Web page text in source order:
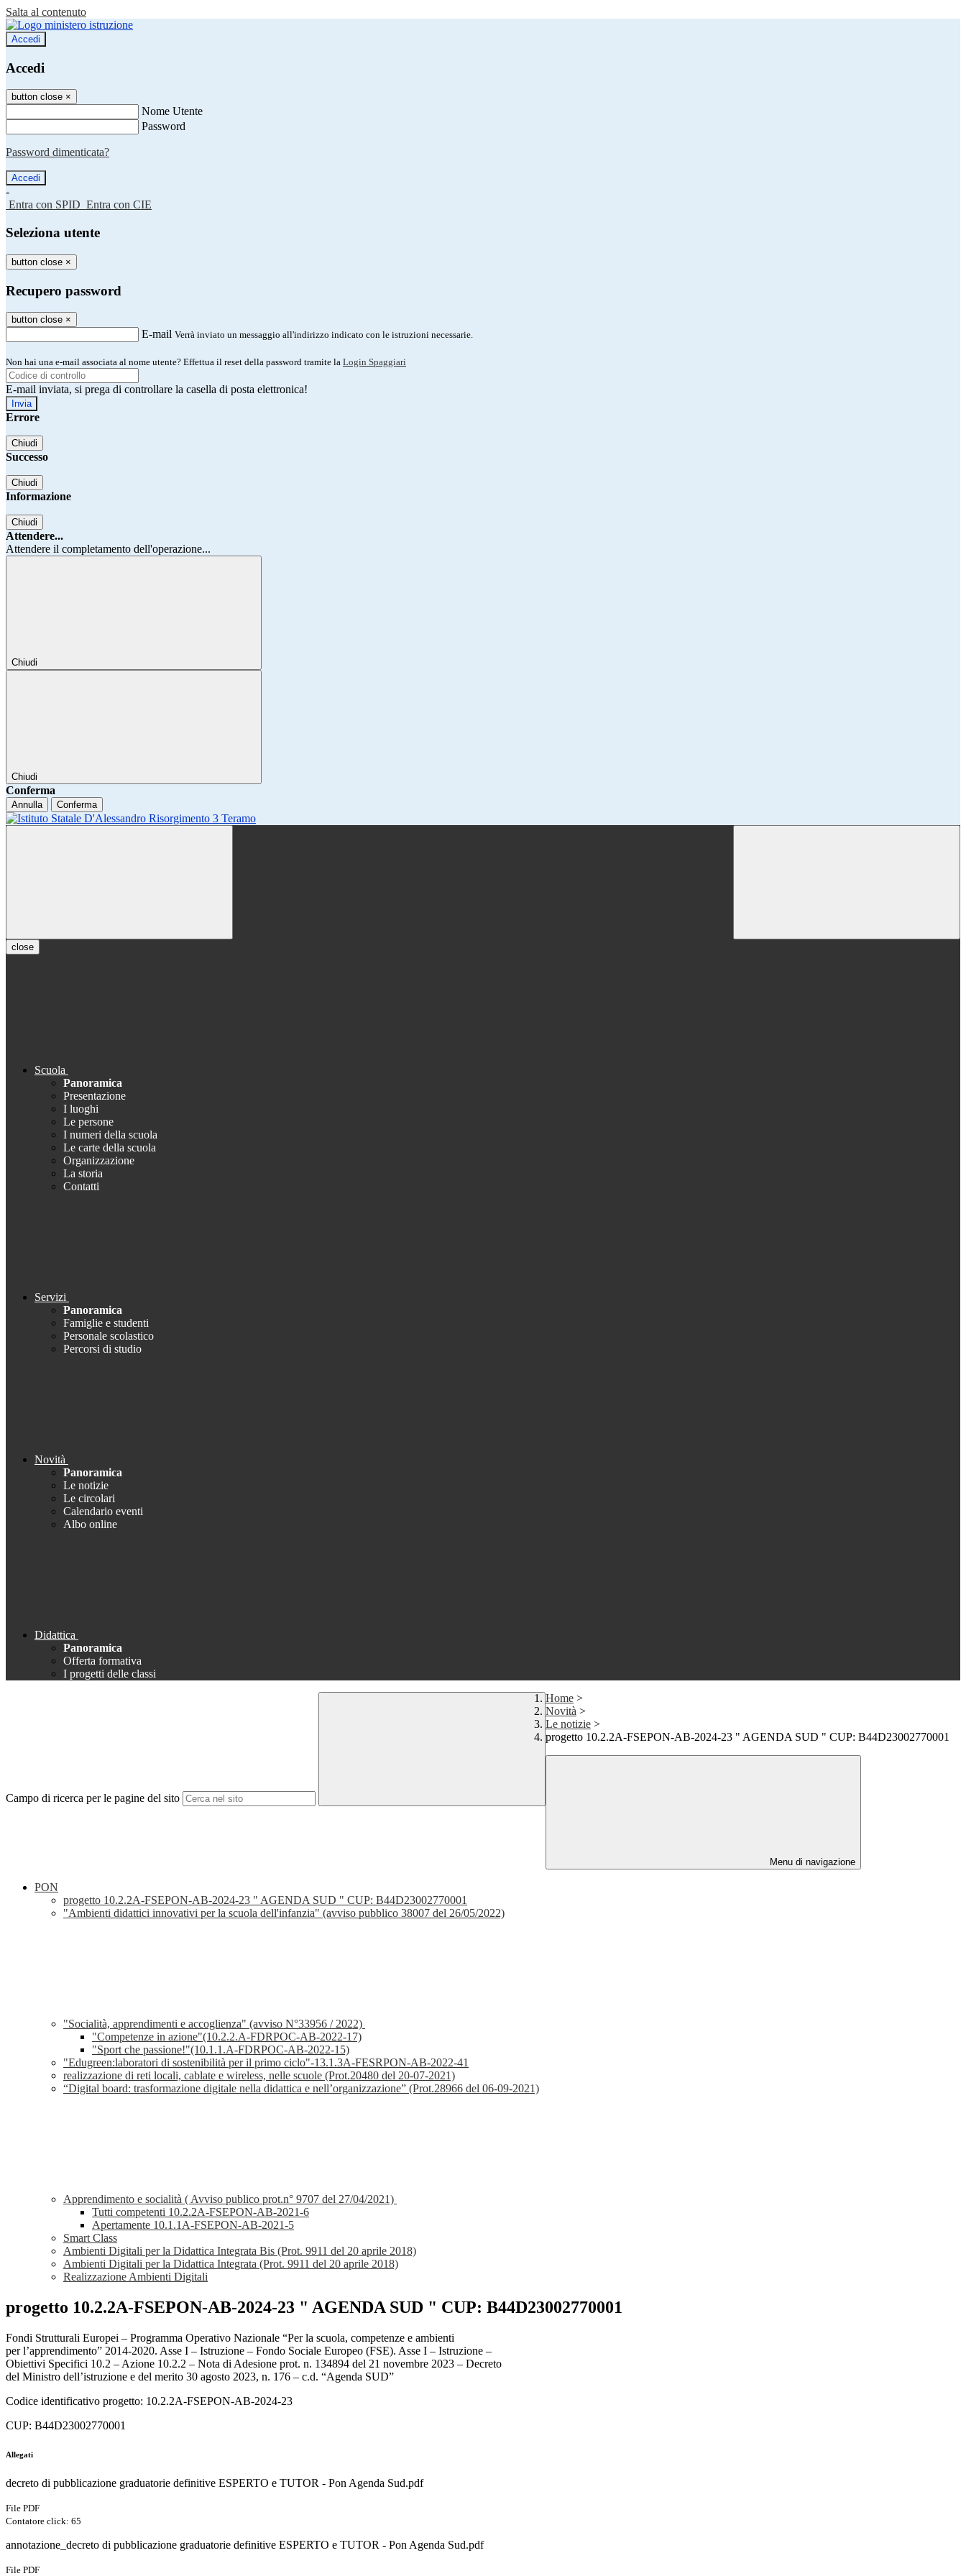
Salta al contenuto
Accedi
Accedi
button close ×
Nome Utente
Password
Password dimenticata?
-
Entra con SPID Entra con CIE
Seleziona utente
button close ×
Recupero password
button close ×
E-mail Verrà inviato un messaggio all'indirizzo indicato con le istruzioni necessarie.
Non hai una e-mail associata al nome utente? Effettua il reset della password tramite la Login Spaggiari
E-mail inviata, si prega di controllare la casella di posta elettronica!
Errore
Chiudi
Successo
Chiudi
Informazione
Chiudi
Attendere...
Attendere il completamento dell'operazione...
Chiudi
Chiudi
Conferma
Annulla Conferma
close
Scuola
Panoramica
Presentazione
I luoghi
Le persone
I numeri della scuola
Le carte della scuola
Organizzazione
La storia
Contatti
Servizi
Panoramica
Famiglie e studenti
Personale scolastico
Percorsi di studio
Novità
Panoramica
Le notizie
Le circolari
Calendario eventi
Albo online
Didattica
Panoramica
Offerta formativa
I progetti delle classi
Campo di ricerca per le pagine del sito
Home >
Novità >
Le notizie >
progetto 10.2.2A-FSEPON-AB-2024-23 " AGENDA SUD " CUP: B44D23002770001
Menu di navigazione
PON
progetto 10.2.2A-FSEPON-AB-2024-23 " AGENDA SUD " CUP: B44D23002770001
"Ambienti didattici innovativi per la scuola dell'infanzia" (avviso pubblico 38007 del 26/05/2022)
"Socialità, apprendimenti e accoglienza" (avviso N°33956 / 2022)
"Competenze in azione"(10.2.2.A-FDRPOC-AB-2022-17)
"Sport che passione!"(10.1.1.A-FDRPOC-AB-2022-15)
"Edugreen:laboratori di sostenibilità per il primo ciclo"-13.1.3A-FESRPON-AB-2022-41
realizzazione di reti locali, cablate e wireless, nelle scuole (Prot.20480 del 20-07-2021)
“Digital board: trasformazione digitale nella didattica e nell’organizzazione” (Prot.28966 del 06-09-2021)
Apprendimento e socialità ( Avviso publico prot.n° 9707 del 27/04/2021)
Tutti competenti 10.2.2A-FSEPON-AB-2021-6
Apertamente 10.1.1A-FSEPON-AB-2021-5
Smart Class
Ambienti Digitali per la Didattica Integrata Bis (Prot. 9911 del 20 aprile 2018)
Ambienti Digitali per la Didattica Integrata (Prot. 9911 del 20 aprile 2018)
Realizzazione Ambienti Digitali
progetto 10.2.2A-FSEPON-AB-2024-23 " AGENDA SUD " CUP: B44D23002770001
Fondi Strutturali Europei – Programma Operativo Nazionale “Per la scuola, competenze e ambienti
per l’apprendimento” 2014-2020. Asse I – Istruzione – Fondo Sociale Europeo (FSE). Asse I – Istruzione –
Obiettivi Specifici 10.2 – Azione 10.2.2 – Nota di Adesione prot. n. 134894 del 21 novembre 2023 – Decreto
del Ministro dell’istruzione e del merito 30 agosto 2023, n. 176 – c.d. “Agenda SUD”
Codice identificativo progetto: 10.2.2A-FSEPON-AB-2024-23
CUP: B44D23002770001
Allegati
decreto di pubblicazione graduatorie definitive ESPERTO e TUTOR - Pon Agenda Sud.pdf
File PDF
Contatore click: 65
annotazione_decreto di pubblicazione graduatorie definitive ESPERTO e TUTOR - Pon Agenda Sud.pdf
File PDF